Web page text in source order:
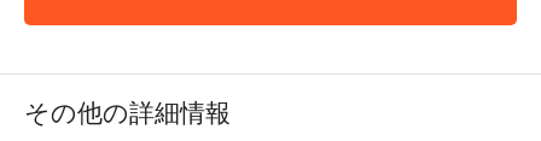
その他の詳細情報